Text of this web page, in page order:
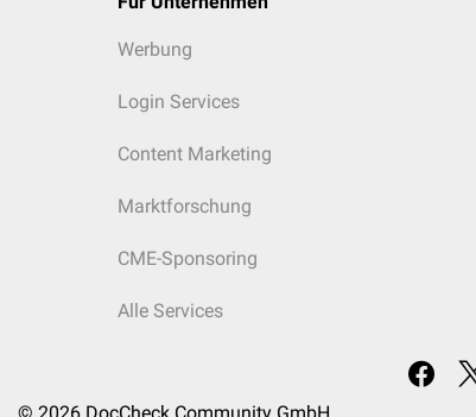
Werbung
Login Services
Content Marketing
Marktforschung
CME-Sponsoring
Alle Services